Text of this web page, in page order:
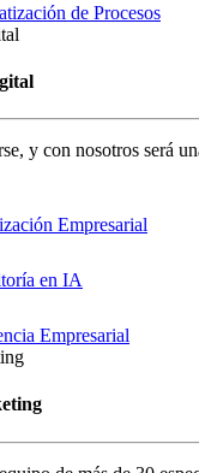
de Procesos
y con nosotros será
Empresarial
en IA
Empresarial